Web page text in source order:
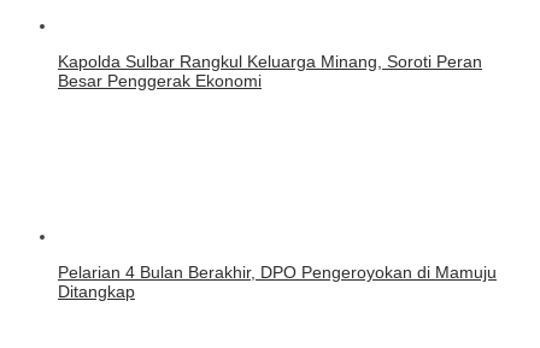
Kapolda Sulbar Rangkul Keluarga Minang, Soroti Peran
Besar Penggerak Ekonomi
Pelarian 4 Bulan Berakhir, DPO Pengeroyokan di Mamuju
Ditangkap